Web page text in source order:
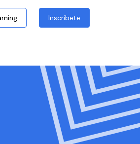
Inscríbete